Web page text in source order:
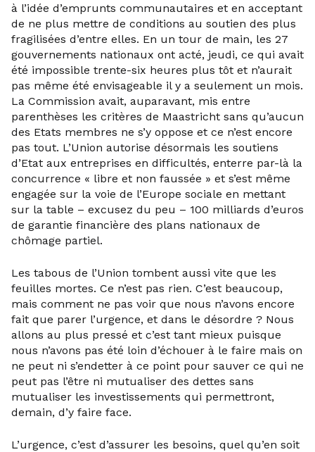
à l’idée d’emprunts communautaires et en acceptant
de ne plus mettre de conditions au soutien des plus
fragilisées d’entre elles. En un tour de main, les 27
gouvernements nationaux ont acté, jeudi, ce qui avait
été impossible trente-six heures plus tôt et n’aurait
pas même été envisageable il y a seulement un mois.
La Commission avait, auparavant, mis entre
parenthèses les critères de Maastricht sans qu’aucun
des Etats membres ne s’y oppose et ce n’est encore
pas tout. L’Union autorise désormais les soutiens
d’Etat aux entreprises en difficultés, enterre par-là la
concurrence « libre et non faussée » et s’est même
engagée sur la voie de l’Europe sociale en mettant
sur la table – excusez du peu – 100 milliards d’euros
de garantie financière des plans nationaux de
chômage partiel.
Les tabous de l’Union tombent aussi vite que les
feuilles mortes. Ce n’est pas rien. C’est beaucoup,
mais comment ne pas voir que nous n’avons encore
fait que parer l’urgence, et dans le désordre ? Nous
allons au plus pressé et c’est tant mieux puisque
nous n’avons pas été loin d’échouer à le faire mais on
ne peut ni s’endetter à ce point pour sauver ce qui ne
peut pas l’être ni mutualiser des dettes sans
mutualiser les investissements qui permettront,
demain, d’y faire face.
L’urgence, c’est d’assurer les besoins, quel qu’en soit